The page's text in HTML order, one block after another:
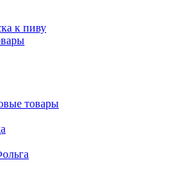
к пиву
товары